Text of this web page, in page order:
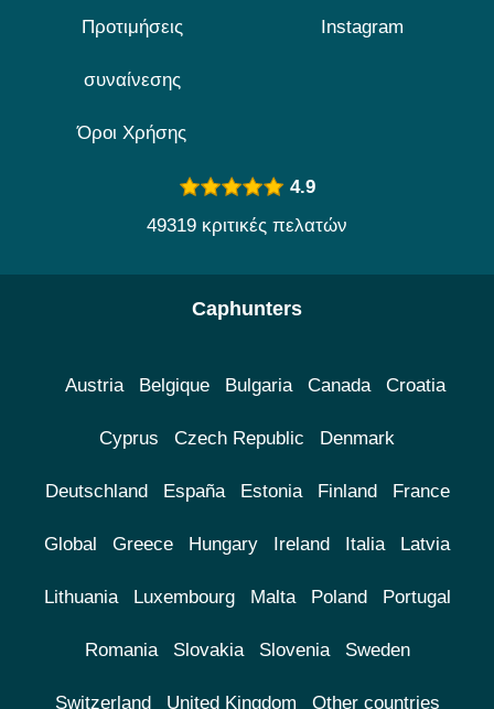
Προτιμήσεις
συναίνεσης
Όροι Χρήσης
Instagram
4.9
49319 κριτικές πελατών
Caphunters
Austria Belgique Bulgaria Canada Croatia
Cyprus Czech Republic Denmark
Deutschland España Estonia Finland France
Global Greece Hungary Ireland Italia Latvia
Lithuania Luxembourg Malta Poland Portugal
Romania Slovakia Slovenia Sweden
Switzerland United Kingdom Other countries